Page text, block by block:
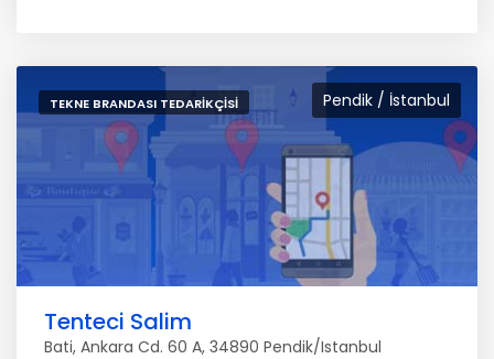
Pendik / İstanbul
TEKNE BRANDASI TEDARIKÇISI
Tenteci Salim
Bati, Ankara Cd. 60 A, 34890 Pendik/Istanbul